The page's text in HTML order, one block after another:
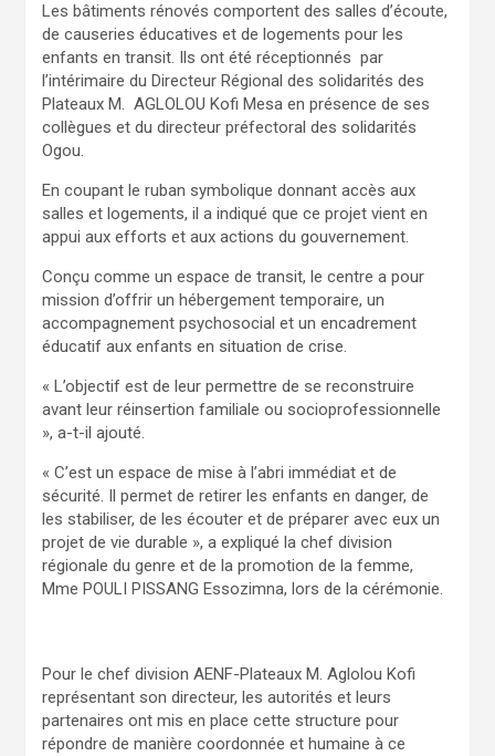
Les bâtiments rénovés comportent des salles d’écoute,
de causeries éducatives et de logements pour les
enfants en transit. Ils ont été réceptionnés par
l’intérimaire du Directeur Régional des solidarités des
Plateaux M. AGLOLOU Kofi Mesa en présence de ses
collègues et du directeur préfectoral des solidarités
Ogou.
En coupant le ruban symbolique donnant accès aux
salles et logements, il a indiqué que ce projet vient en
appui aux efforts et aux actions du gouvernement.
Conçu comme un espace de transit, le centre a pour
mission d’offrir un hébergement temporaire, un
accompagnement psychosocial et un encadrement
éducatif aux enfants en situation de crise.
« L’objectif est de leur permettre de se reconstruire
avant leur réinsertion familiale ou socioprofessionnelle
», a-t-il ajouté.
« C’est un espace de mise à l’abri immédiat et de
sécurité. Il permet de retirer les enfants en danger, de
les stabiliser, de les écouter et de préparer avec eux un
projet de vie durable », a expliqué la chef division
régionale du genre et de la promotion de la femme,
Mme POULI PISSANG Essozimna, lors de la cérémonie.
Pour le chef division AENF-Plateaux M. Aglolou Kofi
représentant son directeur, les autorités et leurs
partenaires ont mis en place cette structure pour
répondre de manière coordonnée et humaine à ce